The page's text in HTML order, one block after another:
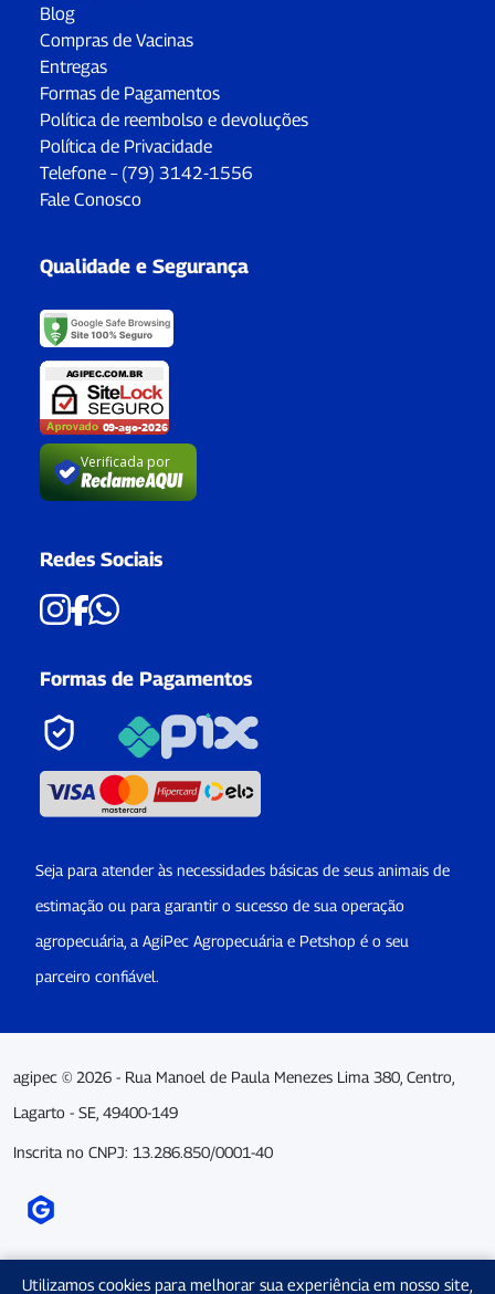
Blog
Compras de Vacinas
Entregas
Formas de Pagamentos
Política de reembolso e devoluções
Política de Privacidade
Telefone – (79) 3142-1556
Fale Conosco
Qualidade e Segurança
Verificada por
Redes Sociais
Formas de Pagamentos
Seja para atender às necessidades básicas de seus animais de
estimação ou para garantir o sucesso de sua operação
agropecuária, a AgiPec Agropecuária e Petshop é o seu
parceiro confiável.
agipec © 2026 - Rua Manoel de Paula Menezes Lima 380, Centro,
Lagarto - SE, 49400-149
Inscrita no CNPJ: 13.286.850/0001-40
Utilizamos cookies para melhorar sua experiência em nosso site,